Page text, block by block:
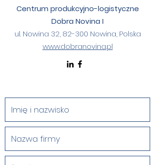
Centrum produkcyjno-logistyczne
Dobra Novina I
ul. Nowina 32, 82-300 Nowina, Polska
www.dobranovina.pl